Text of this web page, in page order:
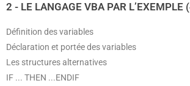
2 - LE LANGAGE VBA PAR L’EXEMPLE
Définition des variables
Déclaration et portée des variables
Les structures alternatives
IF ... THEN ...ENDIF